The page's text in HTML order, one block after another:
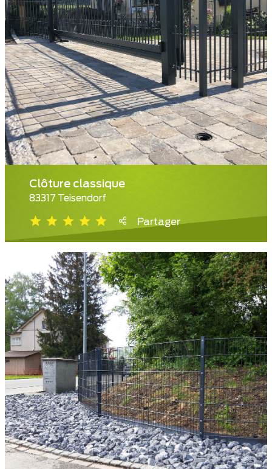
Clôture classique
83317 Teisendorf
Partager